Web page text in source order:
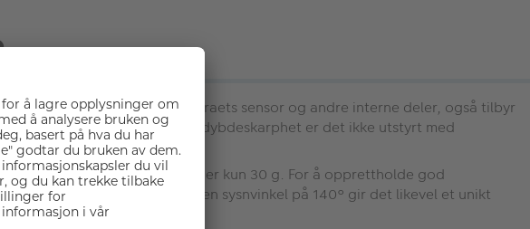
som beskyttelse for kameraets sensor og andre interne deler, også tilbyr
daglig bruk. Grunnet stor dybdeskarphet er det ikke utstyrt med
lett og kompakt - det veier kun 30 g. For å opprettholde god
avvik og forvregning. Med en sysnvinkel på 140° gir det likevel et unikt